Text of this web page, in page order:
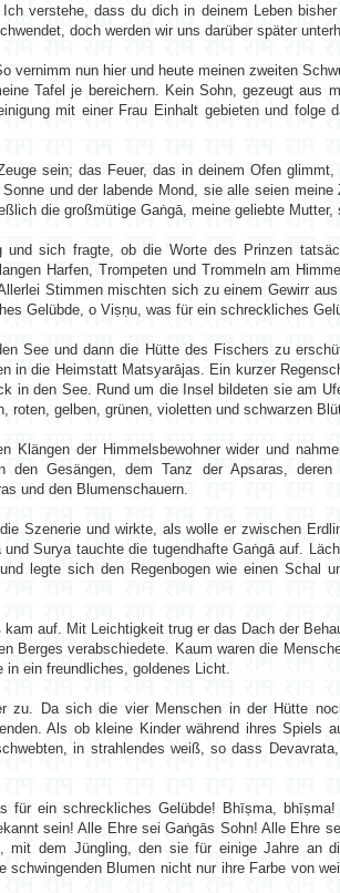
verstehe, dass du dich in deinem Leben
doch werden wir uns darüber später
vernimm nun hier und heute meinen zweiten
Tafel je bereichern. Kein Sohn, gezeugt aus
mit einer Frau Einhalt gebieten und folge
sein; das Feuer, das in deinem Ofen
und der labende Mond, sie alle seien
die großmütige Gaṅgā, meine geliebte
und sich fragte, ob die Worte des Prinzen
Harfen, Trompeten und Trommeln am
Stimmen mischten sich zu einem Gewirr
Gelübde, o Viṣṇu, was für ein schreckliches
See und dann die Hütte des Fischers zu
in die Heimstatt Matsyarājas. Ein kurzer
in den See. Rund um die Insel bildeten sie am
roten, gelben, grünen, violetten und schwarzen
Klängen der Himmelsbewohner wider und
den Gesängen, dem Tanz der Apsaras,
und den Blumenschauern.
Szenerie und wirkte, als wolle er zwischen
Surya tauchte die tugendhafte Gaṅgā auf.
legte sich den Regenbogen wie einen Schal
auf. Mit Leichtigkeit trug er das Dach der
Berges verabschiedete. Kaum waren die
in ein freundliches, goldenes Licht.
zu. Da sich die vier Menschen in der Hütte
Als ob kleine Kinder während ihres Spiels
in strahlendes weiß, so dass
für ein schreckliches Gelübde! Bhīṣma,
sein! Alle Ehre sei Gaṅgās Sohn! Alle Ehre
mit dem Jüngling, den sie für einige Jahre an
Blumen nicht nur ihre Farbe von